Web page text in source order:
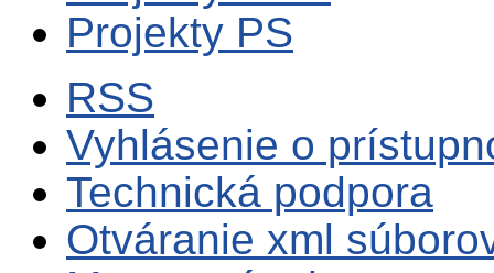
Projekty PS
RSS
Vyhlásenie o
Technická podpora
Otváranie xml